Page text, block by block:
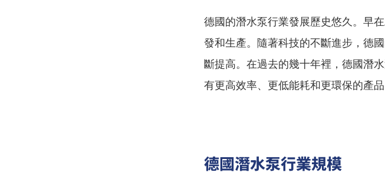
德國的潛水泵行業發展歷史悠久。早
發和生產。隨著科技的不斷進步，德
斷提高。在過去的幾十年裡，德國潛
有更高效率、更低能耗和更環保的產
德國潛水泵行業規模